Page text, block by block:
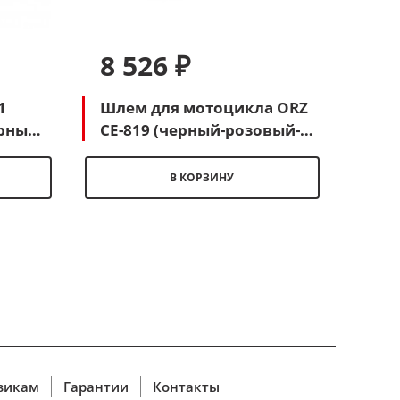
8 526 ₽
Шлем для мотоцикла ORZ
CE-819 (черный-розовый-
голубой)
В КОРЗИНУ
Гарантии Контакты